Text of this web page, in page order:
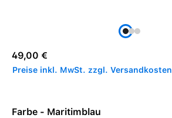
Regulärer Preis:
49,00 €
Preise inkl. MwSt. zzgl. Versandkosten
Farbe - Maritimblau